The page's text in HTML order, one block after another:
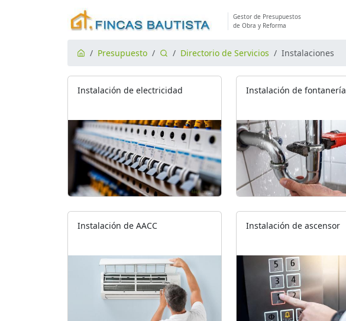
Gestor de Presupuestos
de Obra y Reforma
Presupuesto Directorio de Servicios Instalaciones
Instalación de electricidad Instalación de fontanería
Instalación de AACC Instalación de ascensor